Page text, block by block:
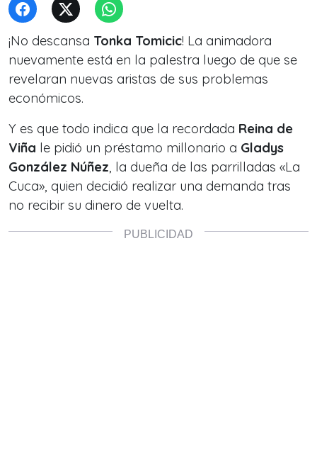
¡No descansa Tonka Tomicic! La animadora
nuevamente está en la palestra luego de que se
revelaran nuevas aristas de sus problemas
económicos.
Y es que todo indica que la recordada Reina de
Viña le pidió un préstamo millonario a Gladys
González Núñez, la dueña de las parrilladas «La
Cuca», quien decidió realizar una demanda tras
no recibir su dinero de vuelta.